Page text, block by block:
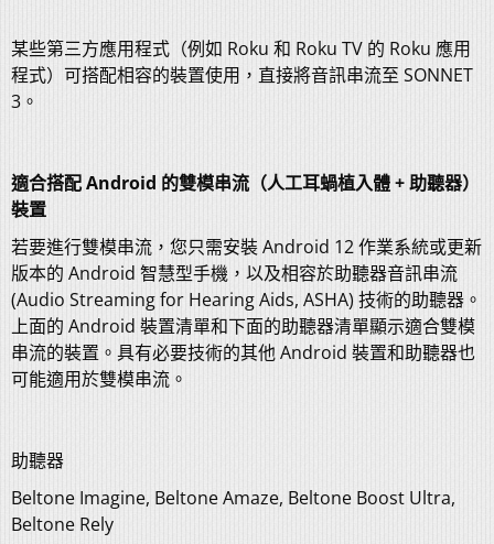
某些第三方應用程式（例如 Roku 和 Roku TV 的 Roku 應用
程式）可搭配相容的裝置使用，直接將音訊串流至 SONNET
3。
適合搭配 Android 的雙模串流（人工耳蝸植入體 + 助聽器）
裝置
若要進行雙模串流，您只需安裝 Android 12 作業系統或更新
版本的 Android 智慧型手機，以及相容於助聽器音訊串流
(Audio Streaming for Hearing Aids, ASHA) 技術的助聽器。
上面的 Android 裝置清單和下面的助聽器清單顯示適合雙模
串流的裝置。具有必要技術的其他 Android 裝置和助聽器也
可能適用於雙模串流。
助聽器
Beltone Imagine, Beltone Amaze, Beltone Boost Ultra,
Beltone Rely